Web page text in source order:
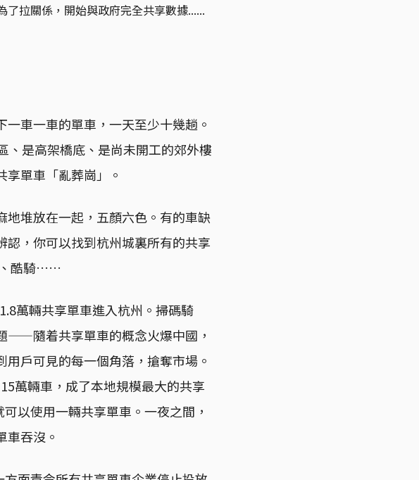
拉關係，開始與政府完全共享數據......
車一車的單車，一天至少十幾趟。
、是高架橋底、是尚未開工的郊外樓
單車「亂葬崗」。
堆放在一起，五顏六色。有的車缺
，你可以找到杭州城裏所有的共享
、酷騎……
萬輛共享單車進入杭州。掃碼騎
——隨着共享單車的概念火爆中國，
戶可見的每一個角落，搶奪市場。
萬輛車，成了本地規模最大的共享
以使用一輛共享單車。一夜之間，
吞沒。